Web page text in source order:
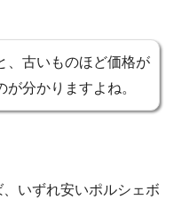
、古いものほど価格が
分かりますよね。
いずれ安いポルシェボ